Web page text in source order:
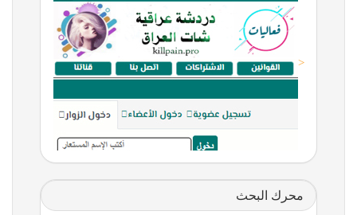
<
محرك البحث